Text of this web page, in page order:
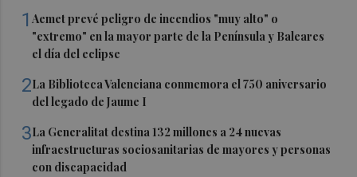
1Aemet prevé peligro de incendios "muy alto" o
"extremo" en la mayor parte de la Península y Baleares
el día del eclipse
2La Biblioteca Valenciana conmemora el 750 aniversario
del legado de Jaume I
3La Generalitat destina 132 millones a 24 nuevas
infraestructuras sociosanitarias de mayores y personas
con discapacidad